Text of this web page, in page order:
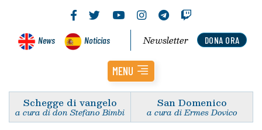
News Noticias DONA ORA
Newsletter
MENU
Schegge di vangelo
a cura di don Stefano Bimbi
San Domenico
a cura di Ermes Dovico